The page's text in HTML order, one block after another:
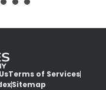
Terms of Services
Sitemap